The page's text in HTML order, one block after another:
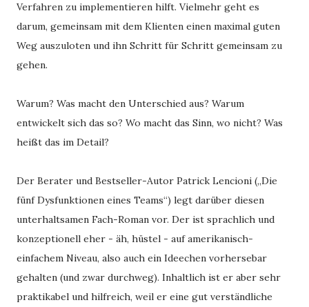
Verfahren zu implementieren hilft. Vielmehr geht es
darum, gemeinsam mit dem Klienten einen maximal guten
Weg auszuloten und ihn Schritt für Schritt gemeinsam zu
gehen.
Warum? Was macht den Unterschied aus? Warum
entwickelt sich das so? Wo macht das Sinn, wo nicht? Was
heißt das im Detail?
Der Berater und Bestseller-Autor Patrick Lencioni („Die
fünf Dysfunktionen eines Teams“) legt darüber diesen
unterhaltsamen Fach-Roman vor. Der ist sprachlich und
konzeptionell eher - äh, hüstel - auf amerikanisch-
einfachem Niveau, also auch ein Ideechen vorhersebar
gehalten (und zwar durchweg). Inhaltlich ist er aber sehr
praktikabel und hilfreich, weil er eine gut verständliche